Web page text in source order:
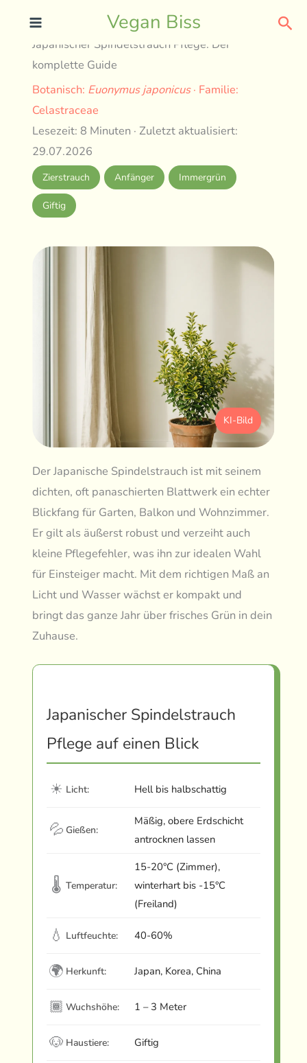
content
Vegan Biss
Japanischer Spindelstrauch Pflege: Der
komplette Guide
Botanisch: Euonymus japonicus· Familie:
Celastraceae
Lesezeit: 8 Minuten · Zuletzt aktualisiert:
29.07.2026
Zierstrauch Anfänger Immergrün
Giftig
KI-Bild
Der Japanische Spindelstrauch ist mit seinem
dichten, oft panaschierten Blattwerk ein echter
Blickfang für Garten, Balkon und Wohnzimmer.
Er gilt als äußerst robust und verzeiht auch
kleine Pflegefehler, was ihn zur idealen Wahl
für Einsteiger macht. Mit dem richtigen Maß an
Licht und Wasser wächst er kompakt und
bringt das ganze Jahr über frisches Grün in dein
Zuhause.
Japanischer Spindelstrauch
Pflege auf einen Blick
☀ Licht: Hell bis halbschattig
💦 Gießen:
Mäßig, obere Erdschicht
antrocknen lassen
🌡 Temperatur:
15-20°C (Zimmer),
winterhart bis -15°C
(Freiland)
💧 Luftfeuchte: 40-60%
🌍 Herkunft: Japan, Korea, China
🏾 Wuchshöhe: 1 – 3 Meter
🐶 Haustiere: Giftig